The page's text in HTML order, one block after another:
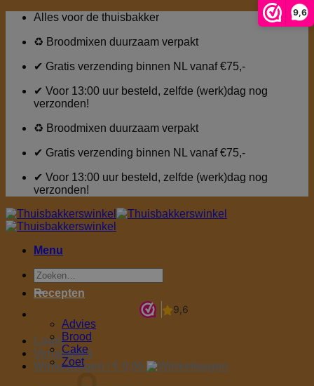
9,6
inhoud
Alles voor de thuisbakker
♻ Broodmixen duurzaam verpakt
✔ Gratis verzending binnen NL vanaf €75,-
✔ Voor 13:00 uur besteld, zelfde (werk)dag nog
verzonden!
♻ Broodmixen duurzaam verpakt
✔ Gratis verzending binnen NL vanaf €75,-
✔ Voor 13:00 uur besteld, zelfde (werk)dag nog
verzonden!
Menu
Zoeken
naar:
Login
Verlanglijst
Winkelwagen / € 0,00
Recepten
Advies
Brood
Cake
Zoet